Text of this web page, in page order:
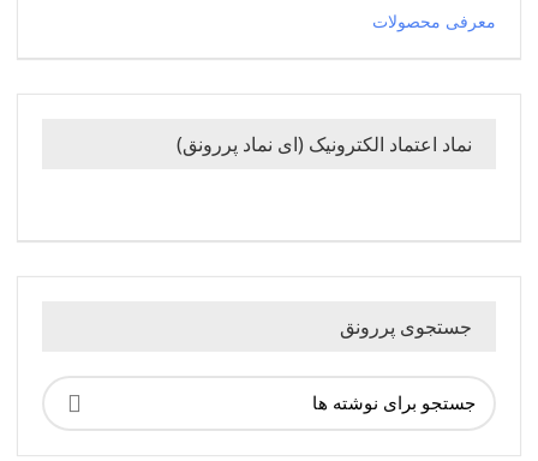
معرفی محصولات
نماد اعتماد الکترونیک (ای نماد پررونق)
جستجوی پررونق